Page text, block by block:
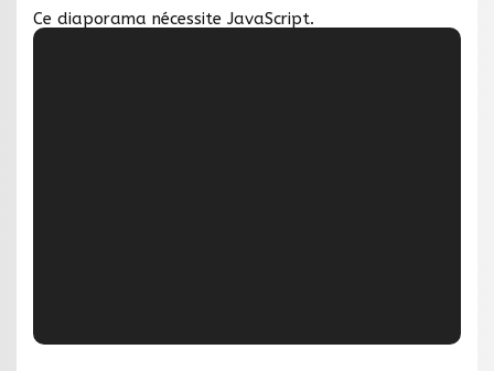
Ce diaporama nécessite JavaScript.